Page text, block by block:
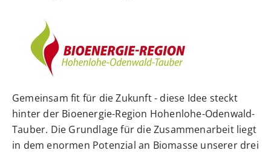
Gemeinsam fit für die Zukunft - diese Idee steckt
hinter der Bioenergie-Region Hohenlohe-Odenwald-
Tauber. Die Grundlage für die Zusammenarbeit liegt
in dem enormen Potenzial an Biomasse unserer drei